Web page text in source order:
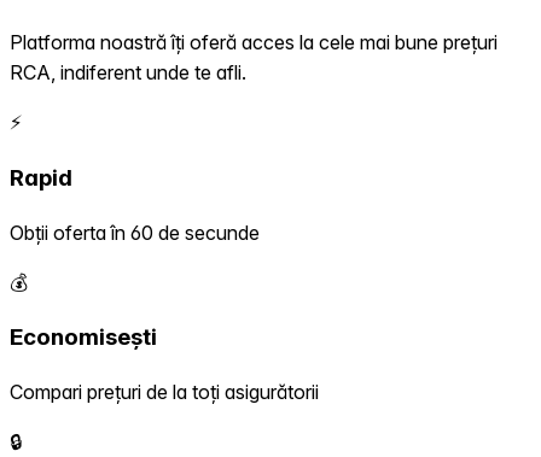
Platforma noastră îți oferă acces la cele mai bune prețuri
RCA, indiferent unde te afli.
⚡
Rapid
Obții oferta în 60 de secunde
💰
Economisești
Compari prețuri de la toți asigurătorii
🔒